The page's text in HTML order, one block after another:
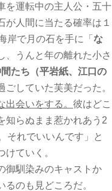
を運転中の主人公・五十
人間に当たる確率は１
岸で月の石を手に「 な
、うんと年の離れた小さ
たち（平岩紙、江口の
していた芙美だった。
出会いをする。 彼はどこ
知らぬまま惹かれあう2
それでいいんです」と
ていく。
御馴染みのキャストか
のも見どころだ。